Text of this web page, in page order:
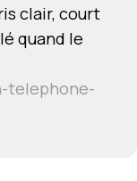
clair, court
quand le
telephone-